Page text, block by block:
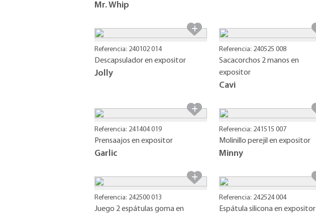
Mr. Whip
Referencia: 240102 014
Descapsulador en expositor
Jolly
Referencia: 240525 008
Sacacorchos 2 manos en
expositor
Cavi
Referencia: 241404 019
Prensaajos en expositor
Garlic
Referencia: 241515 007
Molinillo perejil en expositor
Minny
Referencia: 242500 013
Juego 2 espátulas goma en
Referencia: 242524 004
Espátula silicona en expositor